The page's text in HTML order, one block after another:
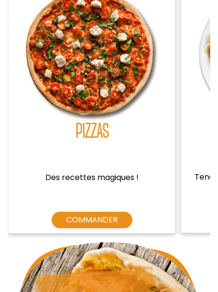
Zones de Livraison
PIZZAS
Des recettes magiques !
COMMANDER